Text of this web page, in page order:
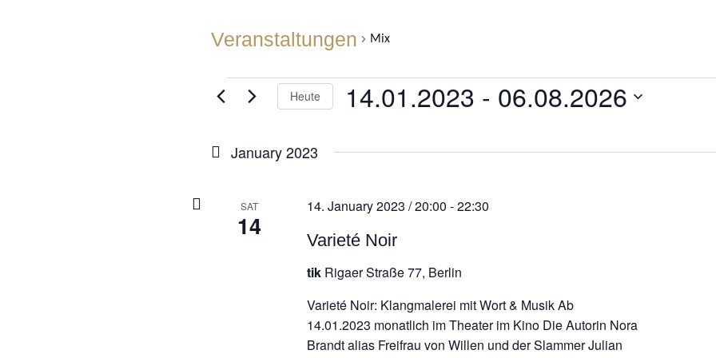
Veranstaltungen Mix
VERANSTALTUNGEN
Heute 14.01.2023 - 06.08.2026
wählen.
January 2023
SAT
14 Varieté Noir
14. January 2023 / 20:00 -22:30
tik Rigaer Straße 77, Berlin
Varieté Noir: Klangmalerei mit Wort & Musik Ab
14.01.2023 monatlich im Theater im Kino Die Autorin Nora
Brandt alias Freifrau von Willen und der Slammer Julian